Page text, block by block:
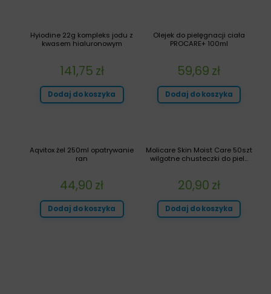
Olejek do pielęgnacji ciała
PROCARE+ 100ml
59,69 zł
Dodaj do koszyka
Hyiodine 22g kompleks jodu z
kwasem hialuronowym
141,75 zł
Dodaj do koszyka
Molicare Skin Moist Care 50szt
wilgotne chusteczki do piel...
20,90 zł
Dodaj do koszyka
Aqvitox żel 250ml opatrywanie
ran
44,90 zł
Dodaj do koszyka